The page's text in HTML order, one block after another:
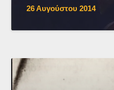
26 Αυγούστου 2014